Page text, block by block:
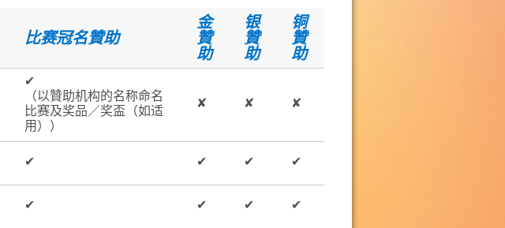
比赛冠名贊助
金
贊
助
银
贊
助
铜
贊
助
✔
（以贊助机构的名称命名
比赛及奖品／奖盃（如适
用））
✘ ✘ ✘
✔ ✔ ✔ ✔
✔ ✔ ✔ ✔